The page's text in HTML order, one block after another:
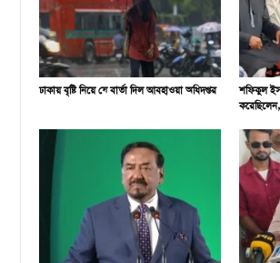
ঢাকায় বৃষ্টি নিয়ে যে বার্তা দিল আবহাওয়া অধিদপ্তর
শফিকুল